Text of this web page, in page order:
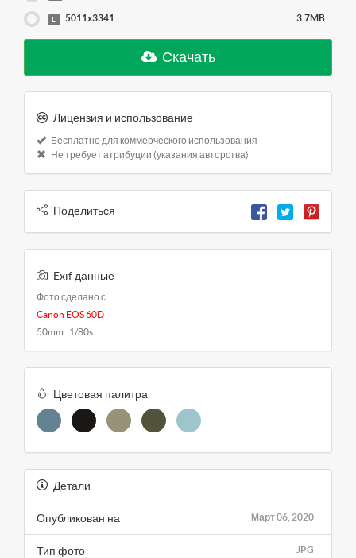
L 5011x3341 3.7MB
Скачать
Лицензия и использование
Бесплатно для коммерческого использования
Не требует атрибуции (указания авторства)
Поделиться
Exif данные
Фото сделано с
Canon EOS 60D
50mm 1/80s
Цветовая палитра
Детали
Март 06, 2020
Опубликован на
JPG
Тип фото